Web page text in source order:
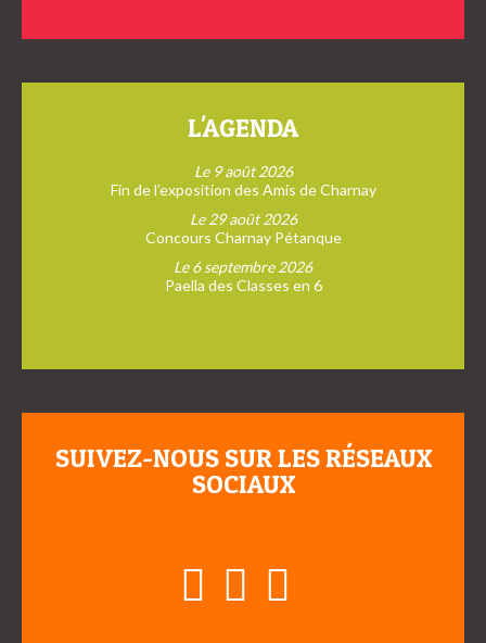
L'AGENDA
Le 9 août 2026
Fin de l’exposition des Amis de Charnay
Le 29 août 2026
Concours Charnay Pétanque
Le 6 septembre 2026
Paella des Classes en 6
SUIVEZ-NOUS SUR LES RÉSEAUX
SOCIAUX